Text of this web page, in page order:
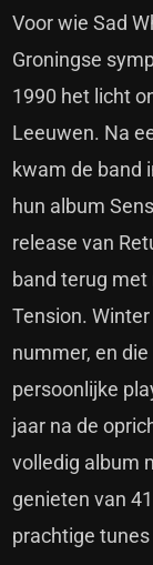
Voor wie Sad
Groningse
1990 het licht
Leeuwen. Na
kwam de band
hun album
release van
band terug met
Tension.
nummer, en
persoonlijke
jaar na de
volledig album
genieten van
prachtige